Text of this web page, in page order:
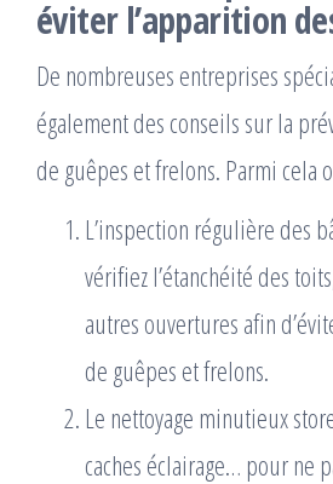
éviter l’apparition
De nombreuses entreprises
également des conseils sur la
de guêpes et frelons. Parmi cela
L’inspection régulière des
vérifiez l’étanchéité des
autres ouvertures afin
de guêpes et frelons.
Le nettoyage minutieux
caches éclairage… pour ne